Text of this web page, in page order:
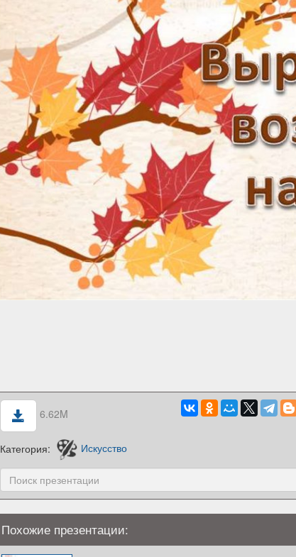
6.62M
Категория: Искусство
Похожие презентации: